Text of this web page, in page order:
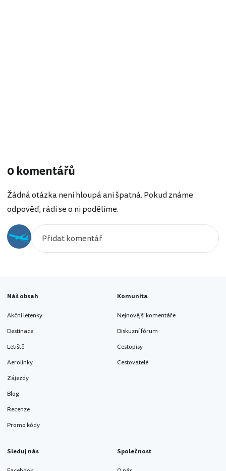
0 komentářů
Žádná otázka není hloupá ani špatná. Pokud známe
odpověď, rádi se o ni podělíme.
Náš obsah
Akční letenky
Destinace
Letiště
Aerolinky
Zájezdy
Blog
Recenze
Promo kódy
Komunita
Nejnovější komentáře
Diskuzní fórum
Cestopisy
Cestovatelé
Sleduj nás Společnost